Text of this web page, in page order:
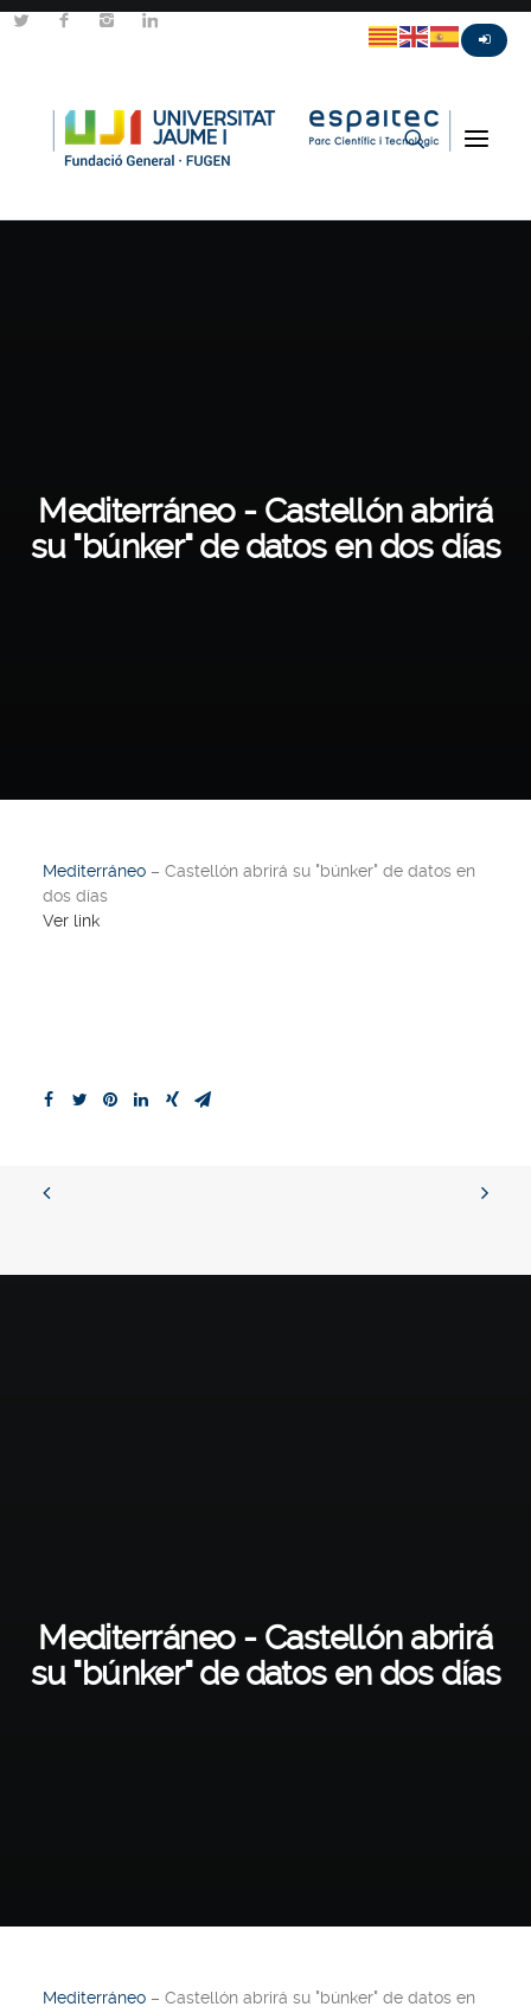
Mediterráneo - Castellón abrirá
su "búnker" de datos en dos días
Mediterráneo – Castellón abrirá su "búnker" de datos en
dos días
Ver link
Mediterráneo - Castellón abrirá
su "búnker" de datos en dos días
Mediterráneo – Castellón abrirá su "búnker" de datos en